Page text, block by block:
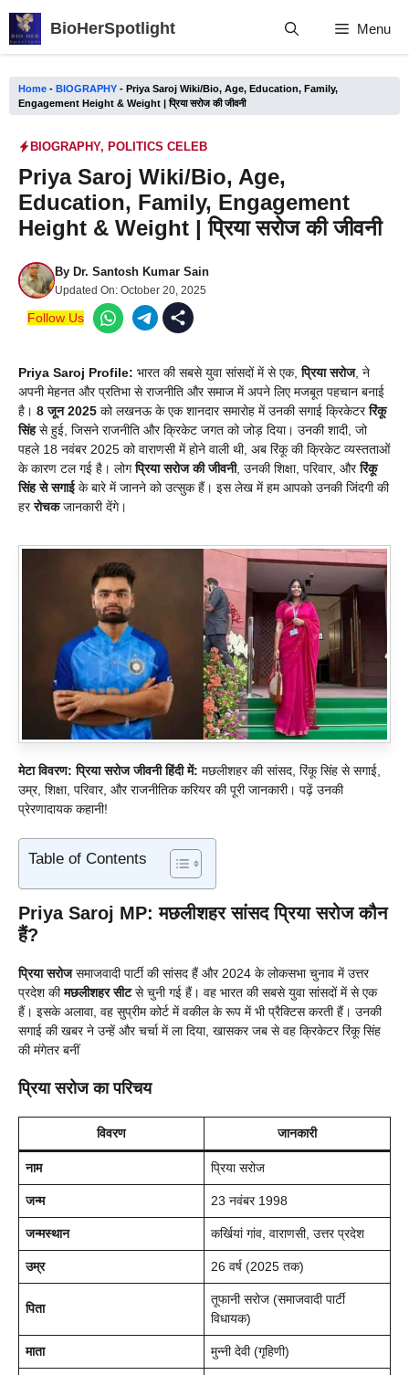
Skip
BioHerSpotlight Menu
Home - BIOGRAPHY - Priya Saroj Wiki/Bio, Age, Education, Family,
Engagement Height & Weight | प्रिया सरोज की जीवनी
BIOGRAPHY, POLITICS CELEB
Priya Saroj Wiki/Bio, Age,
Education, Family, Engagement
Height & Weight | प्रिया सरोज की जीवनी
By Dr. Santosh Kumar Sain
Updated On: October 20, 2025
Follow Us
Priya Saroj Profile: भारत की सबसे युवा सांसदों में से एक,प्रिया सरोज, ने
अपनी मेहनत और प्रतिभा से राजनीति और समाज में अपने लिए मजबूत पहचान बनाई
है। 8 जून 2025 को लखनऊ के एक शानदार समारोह में उनकी सगाई क्रिकेटररिंकू
सिंहसे हुई, जिसने राजनीति और क्रिकेट जगत को जोड़ दिया। उनकी शादी, जो
पहले 18 नवंबर 2025 को वाराणसी में होने वाली थी, अब रिंकू की क्रिकेट व्यस्तताओं
के कारण टल गई है। लोगप्रिया सरोज की जीवनी, उनकी शिक्षा, परिवार, औररिंकू
सिंह से सगाईके बारे में जानने को उत्सुक हैं। इस लेख में हम आपको उनकी जिंदगी की
हररोचकजानकारी देंगे।
मेटा विवरण: प्रिया सरोज जीवनी हिंदी में: मछलीशहर की सांसद, रिंकू सिंह से सगाई,
उम्र, शिक्षा, परिवार, और राजनीतिक करियर की पूरी जानकारी। पढ़ें उनकी
प्रेरणादायक कहानी!
Table of Contents
Priya Saroj MP: मछलीशहर सांसद प्रिया सरोज कौन
हैं?
प्रिया सरोजसमाजवादी पार्टी की सांसद हैं और 2024 के लोकसभा चुनाव में उत्तर
प्रदेश कीमछलीशहर सीटसे चुनी गई हैं। वह भारत की सबसे युवा सांसदों में से एक
हैं। इसके अलावा, वह सुप्रीम कोर्ट में वकील के रूप में भी प्रैक्टिस करती हैं। उनकी
सगाई की खबर ने उन्हें और चर्चा में ला दिया, खासकर जब से वह क्रिकेटर रिंकू सिंह
की मंगेतर बनीं
प्रिया सरोज का परिचय
विवरण जानकारी
नाम प्रिया सरोज
जन्म 23 नवंबर 1998
जन्मस्थान कर्खियां गांव, वाराणसी, उत्तर प्रदेश
उम्र 26 वर्ष (2025 तक)
पिता
तूफानी सरोज (समाजवादी पार्टी
विधायक)
माता मुन्नी देवी (गृहिणी)